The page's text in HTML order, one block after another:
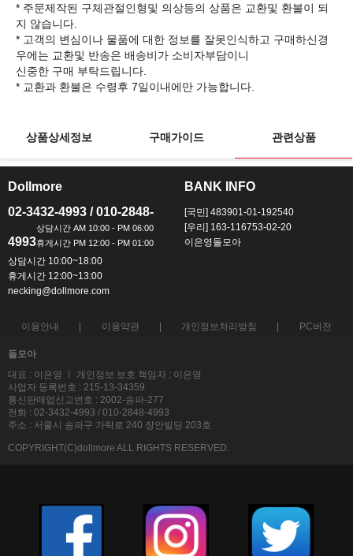
* 주문제작된 구체관절인형및 의상등의 상품은 교환및 환불이 되
지 않습니다.
* 고객의 변심이나 물품에 대한 정보를 잘못인식하고 구매하신경
우에는 교환및 반송은 배송비가 소비자부담이니
신중한 구매 부탁드립니다.
상품상세정보 구매가이드 관련상품
Dollmore
02-3432-4993 / 010-2848-
4993
상담시간 10:00~18:00
휴게시간 12:00~13:00
necking@dollmore.com
BANK INFO
[국민] 483901-01-192540
[우리] 163-116753-02-20
이은영돌모아
이용안내 이용약관 개인정보처리방침 PC버전
돌모아
대표 : 이은영 ㅣ 개인정보 보호 책임자 : 이은영
사업자 등록번호 : 215-13-34359
통신판매업신고번호 : 2002-송파-277
전화 : 02-3432-4993 / 010-2848-4993
주소 : 서울시 송파구 가락로 240 장안빌딩 203호
COPYRIGHT(C)dollmore ALL RIGHTS RESERVED.